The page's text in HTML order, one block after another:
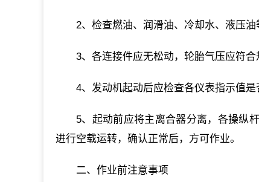
2、检查燃油、润滑油、冷却水、液压油
3、各连接件应无松动，轮胎气压应符合
4、发动机起动后应检查各仪表指示值是
5、起动前应将主离合器分离，各操纵
进行空载运转，确认正常后，方可作业。
二、作业前注意事项